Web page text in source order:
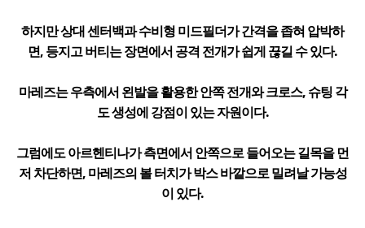
하지만 상대 센터백과 수비형 미드필더가 간격을 좁혀 압박하
면, 등지고 버티는 장면에서 공격 전개가 쉽게 끊길 수 있다.
마레즈는 우측에서 왼발을 활용한 안쪽 전개와 크로스, 슈팅 각
도 생성에 강점이 있는 자원이다.
그럼에도 아르헨티나가 측면에서 안쪽으로 들어오는 길목을 먼
저 차단하면, 마레즈의 볼 터치가 박스 바깥으로 밀려날 가능성
이 있다.